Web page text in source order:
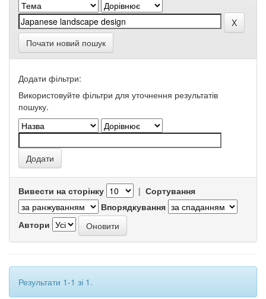
Почати новий пошук
Додати фільтри:
Використовуйте фільтри для уточнення результатів
пошуку.
Вивести на сторінку | Сортування
Впорядкування
Автори
Результати 1-1 зі 1.